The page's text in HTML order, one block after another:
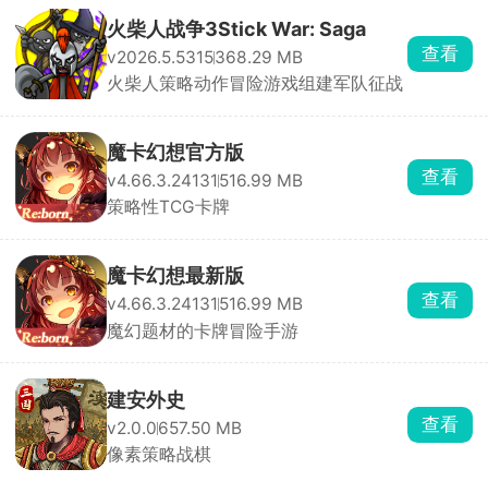
火柴人战争3Stick War: Saga
v2026.5.5315368.29 MB
火柴人策略动作冒险游戏组建军队征战
查看
魔卡幻想官方版
v4.66.3.24131 516.99 MB
策略性TCG卡牌
查看
魔卡幻想最新版
v4.66.3.24131 516.99 MB
魔幻题材的卡牌冒险手游
查看
建安外史
v2.0.0657.50 MB
像素策略战棋
查看